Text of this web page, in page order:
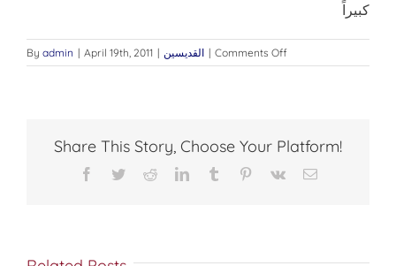
كبيراً
By admin | April 19th, 2011 | القديسين | Comments Offon
القديس
Share This Story, Choose Your Platform!
Facebook
TwitterRedditLinkedInTumblr Pinterest
Vk Email